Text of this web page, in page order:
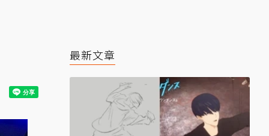
最新文章